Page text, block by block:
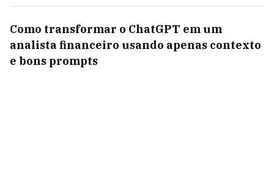
Como transformar o ChatGPT em um
analista financeiro usando apenas contexto
e bons prompts